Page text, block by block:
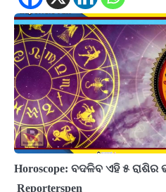
Horoscope: ବଦଳିବ ଏହି ୫
Reporterspen